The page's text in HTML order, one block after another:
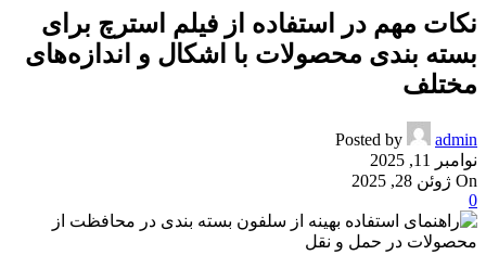
نکات مهم در استفاده از فیلم استرچ برای
بسته بندی محصولات با اشکال و اندازه‌های
مختلف
Posted by
admin
نوامبر 11, 2025
On ژوئن 28, 2025
0